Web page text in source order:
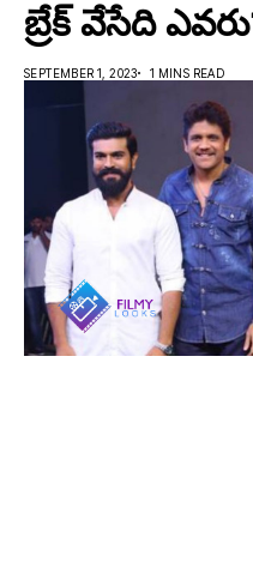
బ్రేక్ వేసేది
SEPTEMBER 1, 2023 1 MINS READ